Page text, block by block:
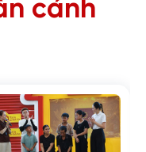
cảnh